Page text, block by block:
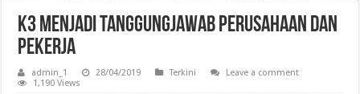
K3 Menjadi Tanggungjawab Perusahaan dan
Pekerja
admin_1 28/04/2019 Terkini
Leave a comment
1,190 Views